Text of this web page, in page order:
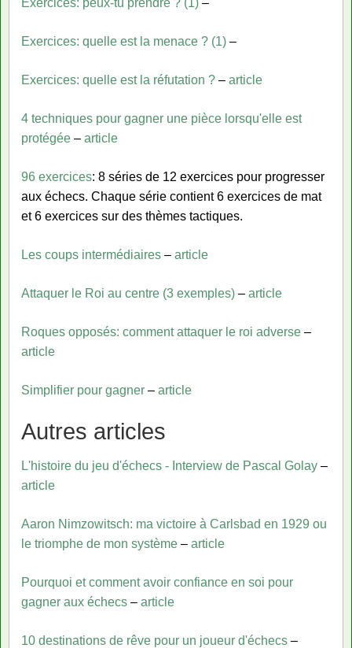
Exercices: quelle est la menace ? (1) –
Exercices: quelle est la réfutation ? – article
4 techniques pour gagner une pièce lorsqu'elle est
protégée – article
96 exercices: 8 séries de 12 exercices pour progresser
aux échecs. Chaque série contient 6 exercices de mat
et 6 exercices sur des thèmes tactiques.
Les coups intermédiaires – article
Attaquer le Roi au centre (3 exemples) – article
Roques opposés: comment attaquer le roi adverse –
article
Simplifier pour gagner – article
Autres articles
L'histoire du jeu d'échecs - Interview de Pascal Golay –
article
Aaron Nimzowitsch: ma victoire à Carlsbad en 1929 ou
le triomphe de mon système – article
Pourquoi et comment avoir confiance en soi pour
gagner aux échecs – article
10 destinations de rêve pour un joueur d'échecs –